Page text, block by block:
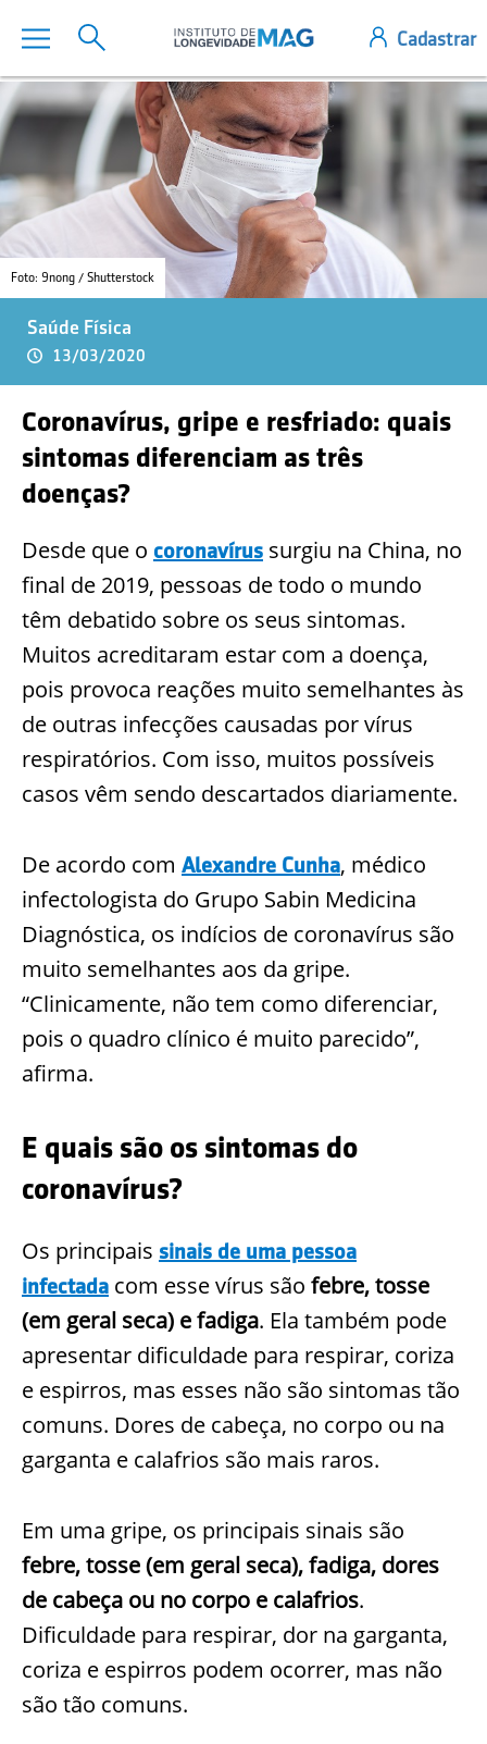
Foto: 9nong / Shutterstock
Saúde Física
13/03/2020
Coronavírus, gripe e resfriado: quais
sintomas diferenciam as três
doenças?
Desde que o coronavírus surgiu na China, no
final de 2019, pessoas de todo o mundo
têm debatido sobre os seus sintomas.
Muitos acreditaram estar com a doença,
pois provoca reações muito semelhantes às
de outras infecções causadas por vírus
respiratórios. Com isso, muitos possíveis
casos vêm sendo descartados diariamente.
De acordo com Alexandre Cunha, médico
infectologista do Grupo Sabin Medicina
Diagnóstica, os indícios de coronavírus são
muito semelhantes aos da gripe.
“Clinicamente, não tem como diferenciar,
pois o quadro clínico é muito parecido”,
afirma.
E quais são os sintomas do
coronavírus?
Os principais sinais de uma pessoa
infectada com esse vírus são febre, tosse
(em geral seca) e fadiga. Ela também pode
apresentar dificuldade para respirar, coriza
e espirros, mas esses não são sintomas tão
comuns. Dores de cabeça, no corpo ou na
garganta e calafrios são mais raros.
Em uma gripe, os principais sinais são
febre, tosse (em geral seca), fadiga, dores
de cabeça ou no corpo e calafrios.
Dificuldade para respirar, dor na garganta,
coriza e espirros podem ocorrer, mas não
são tão comuns.